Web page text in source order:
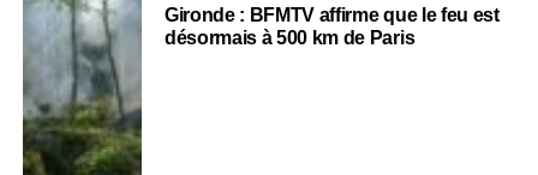
Gironde : BFMTV affirme que le feu est
désormais à 500 km de Paris